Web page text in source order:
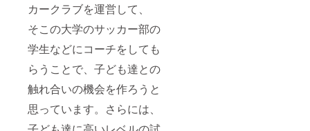
カークラブを運営して、
そこの大学のサッカー部の
学生などにコーチをしても
らうことで、子ども達との
触れ合いの機会を作ろうと
思っています。さらには、